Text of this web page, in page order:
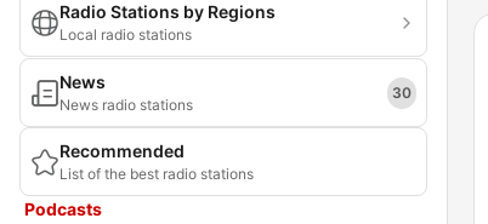
Radio Stations by Regions
Local radio stations
News
News radio stations
30
Recommended
List of the best radio stations
Podcasts